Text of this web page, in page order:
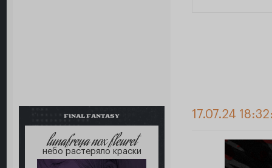
FINAL FANTASY
lunafreya nox fleuret
небо растеряло краски
17.07.24